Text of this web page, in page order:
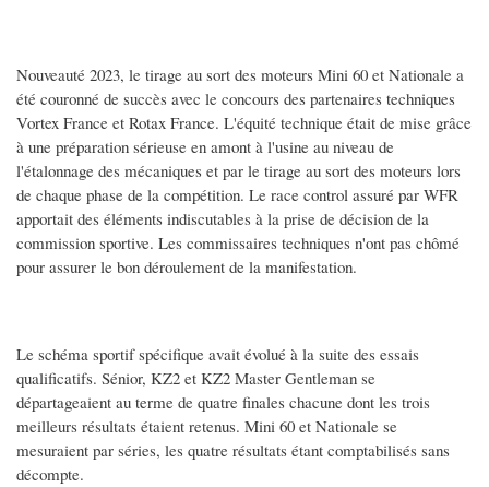
Nouveauté 2023, le tirage au sort des moteurs Mini 60 et Nationale a
été couronné de succès avec le concours des partenaires techniques
Vortex France et Rotax France. L'équité technique était de mise grâce
à une préparation sérieuse en amont à l'usine au niveau de
l'étalonnage des mécaniques et par le tirage au sort des moteurs lors
de chaque phase de la compétition. Le race control assuré par WFR
apportait des éléments indiscutables à la prise de décision de la
commission sportive. Les commissaires techniques n'ont pas chômé
pour assurer le bon déroulement de la manifestation.
Le schéma sportif spécifique avait évolué à la suite des essais
qualificatifs. Sénior, KZ2 et KZ2 Master Gentleman se
départageaient au terme de quatre finales chacune dont les trois
meilleurs résultats étaient retenus. Mini 60 et Nationale se
mesuraient par séries, les quatre résultats étant comptabilisés sans
décompte.